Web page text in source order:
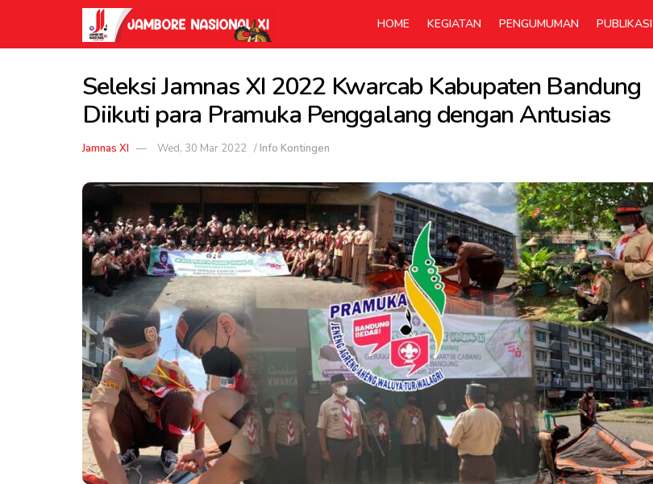
HOME KEGIATAN PENGUMUMAN PUBLIKASI
Seleksi Jamnas XI 2022 Kwarcab Kabupaten Bandung
Diikuti para Pramuka Penggalang dengan Antusias
Jamnas XI Wed, 30 Mar 2022 /Info Kontingen